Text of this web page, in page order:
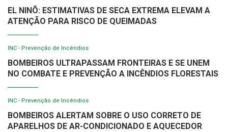
EL NINÕ: ESTIMATIVAS DE SECA EXTREMA ELEVAM A
ATENÇÃO PARA RISCO DE QUEIMADAS
INC - Prevenção de Incêndios
BOMBEIROS ULTRAPASSAM FRONTEIRAS E SE UNEM
NO COMBATE E PREVENÇÃO A INCÊNDIOS FLORESTAIS
INC - Prevenção de Incêndios
BOMBEIROS ALERTAM SOBRE O USO CORRETO DE
APARELHOS DE AR-CONDICIONADO E AQUECEDOR